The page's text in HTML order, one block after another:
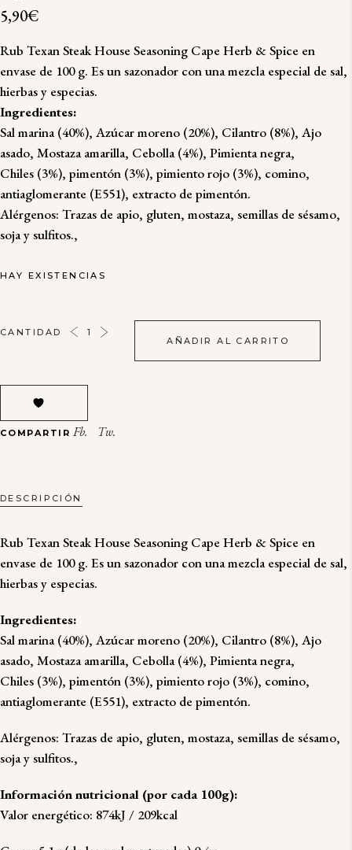
5,90€
Rub Texan Steak House Seasoning Cape Herb & Spice en
envase de 100 g. Es un sazonador con una mezcla especial de sal,
hierbas y especias.
Ingredientes:
Sal marina (40%), Azúcar moreno (20%), Cilantro (8%), Ajo
asado, Mostaza amarilla, Cebolla (4%), Pimienta negra,
Chiles (3%), pimentón (3%), pimiento rojo (3%), comino,
antiaglomerante (E551), extracto de pimentón.
Alérgenos: Trazas de apio, gluten, mostaza, semillas de sésamo,
soja y sulfitos.,
HAY EXISTENCIAS
RUB
HOUSE
SEASONING
CAPE
HERB
CANTIDAD
AÑADIR AL CARRITO
COMPARTIR Fb. Tw.
DESCRIPCIÓN
Rub Texan Steak House Seasoning Cape Herb & Spice en
envase de 100 g. Es un sazonador con una mezcla especial de sal,
hierbas y especias.
Ingredientes:
Sal marina (40%), Azúcar moreno (20%), Cilantro (8%), Ajo
asado, Mostaza amarilla, Cebolla (4%), Pimienta negra,
Chiles (3%), pimentón (3%), pimiento rojo (3%), comino,
antiaglomerante (E551), extracto de pimentón.
Alérgenos: Trazas de apio, gluten, mostaza, semillas de sésamo,
soja y sulfitos.,
Información nutricional (por cada 100g):
Valor energético: 874kJ / 209kcal